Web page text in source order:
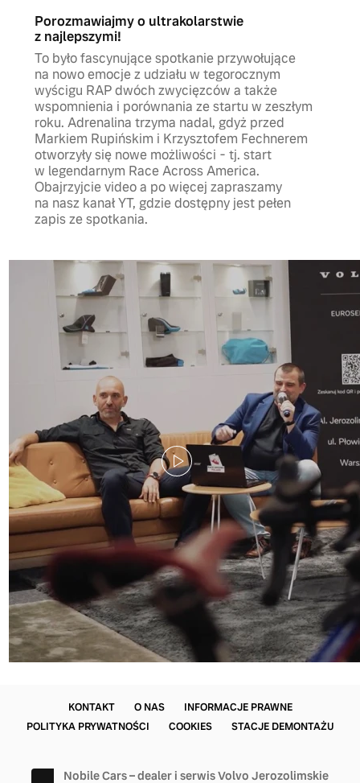
Porozmawiajmy o ultrakolarstwie
z najlepszymi!
To było fascynujące spotkanie przywołujące
na nowo emocje z udziału w tegorocznym
wyścigu RAP dwóch zwycięzców a także
wspomnienia i porównania ze startu w zeszłym
roku. Adrenalina trzyma nadal, gdyż przed
Markiem Rupińskim i Krzysztofem Fechnerem
otworzyły się nowe możliwości - tj. start
w legendarnym Race Across America.
Obajrzyjcie video a po więcej zapraszamy
na nasz kanał YT, gdzie dostępny jest pełen
zapis ze spotkania.
KONTAKT O NAS
INFORMACJE PRAWNE
POLITYKA PRYWATNOŚCI
COOKIES STACJE DEMONTAŻU
Nobile Cars – dealer i serwis Volvo Jerozolimskie